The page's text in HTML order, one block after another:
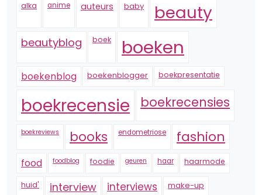
alka anime auteurs baby beauty
beautyblog boek boeken
boekenblog boekenblogger boekpresentatie
boekrecensie boekrecensies
boekreviews books endometriose fashion
food foodblog foodie geuren haar haarmode
huid' interview interviews make-up